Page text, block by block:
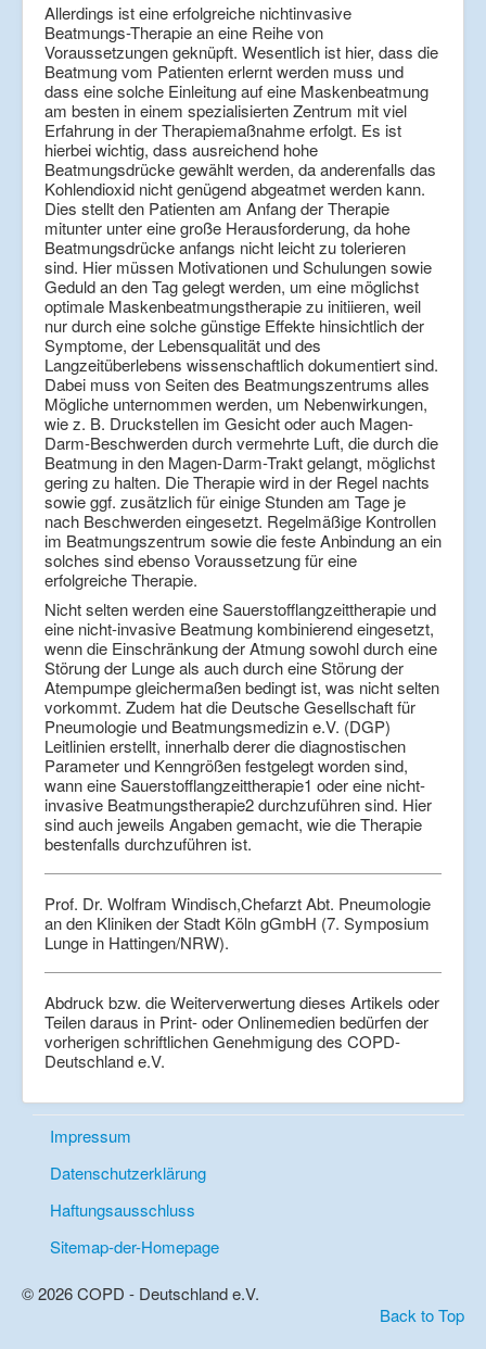
Allerdings ist eine erfolgreiche nichtinvasive
Beatmungs-Therapie an eine Reihe von
Voraussetzungen geknüpft. Wesentlich ist hier, dass die
Beatmung vom Patienten erlernt werden muss und
dass eine solche Einleitung auf eine Maskenbeatmung
am besten in einem spezialisierten Zentrum mit viel
Erfahrung in der Therapiemaßnahme erfolgt. Es ist
hierbei wichtig, dass ausreichend hohe
Beatmungsdrücke gewählt werden, da anderenfalls das
Kohlendioxid nicht genügend abgeatmet werden kann.
Dies stellt den Patienten am Anfang der Therapie
mitunter unter eine große Herausforderung, da hohe
Beatmungsdrücke anfangs nicht leicht zu tolerieren
sind. Hier müssen Motivationen und Schulungen sowie
Geduld an den Tag gelegt werden, um eine möglichst
optimale Maskenbeatmungstherapie zu initiieren, weil
nur durch eine solche günstige Effekte hinsichtlich der
Symptome, der Lebensqualität und des
Langzeitüberlebens wissenschaftlich dokumentiert sind.
Dabei muss von Seiten des Beatmungszentrums alles
Mögliche unternommen werden, um Nebenwirkungen,
wie z. B. Druckstellen im Gesicht oder auch Magen-
Darm-Beschwerden durch vermehrte Luft, die durch die
Beatmung in den Magen-Darm-Trakt gelangt, möglichst
gering zu halten. Die Therapie wird in der Regel nachts
sowie ggf. zusätzlich für einige Stunden am Tage je
nach Beschwerden eingesetzt. Regelmäßige Kontrollen
im Beatmungszentrum sowie die feste Anbindung an ein
solches sind ebenso Voraussetzung für eine
erfolgreiche Therapie.
Nicht selten werden eine Sauerstofflangzeittherapie und
eine nicht-invasive Beatmung kombinierend eingesetzt,
wenn die Einschränkung der Atmung sowohl durch eine
Störung der Lunge als auch durch eine Störung der
Atempumpe gleichermaßen bedingt ist, was nicht selten
vorkommt. Zudem hat die Deutsche Gesellschaft für
Pneumologie und Beatmungsmedizin e.V. (DGP)
Leitlinien erstellt, innerhalb derer die diagnostischen
Parameter und Kenngrößen festgelegt worden sind,
wann eine Sauerstofflangzeittherapie1 oder eine nicht-
invasive Beatmungstherapie2 durchzuführen sind. Hier
sind auch jeweils Angaben gemacht, wie die Therapie
bestenfalls durchzuführen ist.
Prof. Dr. Wolfram Windisch,Chefarzt Abt. Pneumologie
an den Kliniken der Stadt Köln gGmbH (7. Symposium
Lunge in Hattingen/NRW).
Abdruck bzw. die Weiterverwertung dieses Artikels oder
Teilen daraus in Print- oder Onlinemedien bedürfen der
vorherigen schriftlichen Genehmigung des COPD-
Deutschland e.V.
Impressum
Datenschutzerklärung
Haftungsausschluss
Sitemap-der-Homepage
Back to Top
© 2026 COPD - Deutschland e.V.